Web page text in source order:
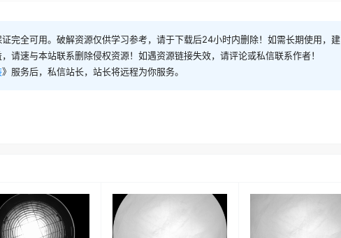
完全可用。破解资源仅供学习参考，请于下载后24小时内删除！如需长期使用，建
请速与本站联系删除侵权资源！如遇资源链接失效，请评论或私信联系作者！
》服务后，私信站长，站长将远程为你服务。